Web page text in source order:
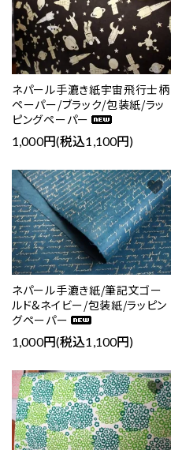
ネパール手漉き紙宇宙飛行士柄
ペーパー/ブラック/包装紙/ラッ
ピングペーパー
1,000円(税込1,100円)
ネパール手漉き紙/筆記文ゴー
ルド&ネイビー/包装紙/ラッピン
グペーパー
1,000円(税込1,100円)
favorite
favorite